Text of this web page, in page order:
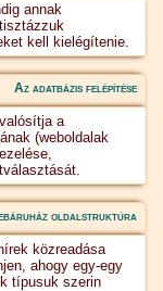
annak
kell kielégítenie.
Az adatbázis felépítése
a
(weboldalak
oldalstruktúra
közreadása
ahogy egy-egy
típusuk szerin